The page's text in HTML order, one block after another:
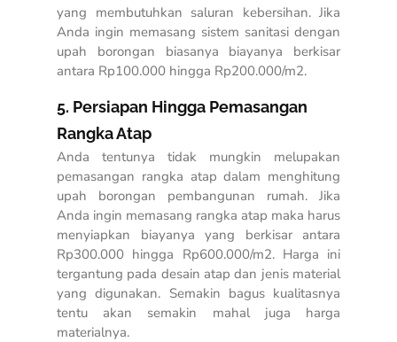
yang membutuhkan saluran kebersihan. Jika
Anda ingin memasang sistem sanitasi dengan
upah borongan biasanya biayanya berkisar
antara Rp100.000 hingga Rp200.000/m2.
5. Persiapan Hingga Pemasangan
Rangka Atap
Anda tentunya tidak mungkin melupakan
pemasangan rangka atap dalam menghitung
upah borongan pembangunan rumah. Jika
Anda ingin memasang rangka atap maka harus
menyiapkan biayanya yang berkisar antara
Rp300.000 hingga Rp600.000/m2. Harga ini
tergantung pada desain atap dan jenis material
yang digunakan. Semakin bagus kualitasnya
tentu akan semakin mahal juga harga
materialnya.